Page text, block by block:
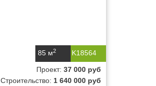
K18564
85 м2
Проект: 37 000 руб
Строительство: 1 640 000 руб